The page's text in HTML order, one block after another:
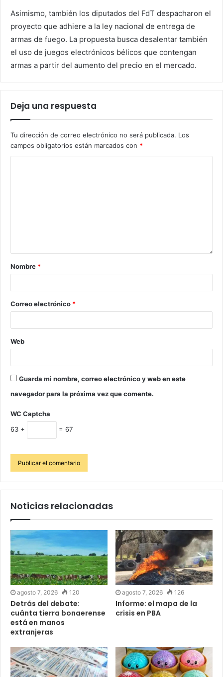
Asimismo, también los diputados del FdT despacharon el
proyecto que adhiere a la ley nacional de entrega de
armas de fuego. La propuesta busca desalentar también
el uso de juegos electrónicos bélicos que contengan
armas a partir del aumento del precio en el mercado.
Deja una respuesta
Tu dirección de correo electrónico no será publicada. Los
campos obligatorios están marcados con *
Nombre *
Correo electrónico *
Web
Guarda mi nombre, correo electrónico y web en este
navegador para la próxima vez que comente.
WC Captcha
63 +
= 67
Noticias relacionadas
agosto 7, 2026 120
Detrás del debate:
cuánta tierra bonaerense
está en manos
extranjeras
agosto 7, 2026 126
Informe: el mapa de la
crisis en PBA